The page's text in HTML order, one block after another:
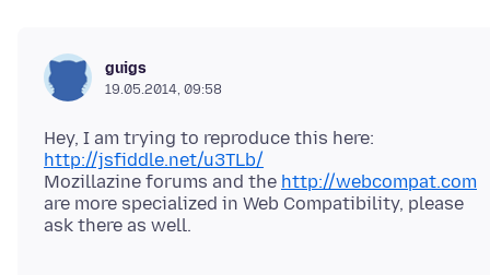
guigs
19.05.2014, 09:58
Hey, I am trying to reproduce this here:
http://jsfiddle.net/u3TLb/
Mozillazine forums and the http://webcompat.com
are more specialized in Web Compatibility, please